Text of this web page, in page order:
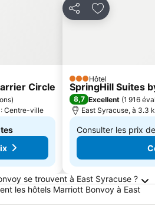
Circle
)
: Centre-ville
PartagerAjouter à
3 Étoiles
Hôtel
SpringHill Suites
8,7 Excellent (1 916
East Syracuse, à 3.3
Consulter les prix
De
136 €
posées au sujet de
se trouvent à East Syracuse ?
les hôtels Marriott Bonvoy à East